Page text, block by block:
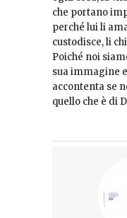
che portano
perché lui li
custodisce, li
Poiché noi
sua immagine
accontenta se
quello che è di